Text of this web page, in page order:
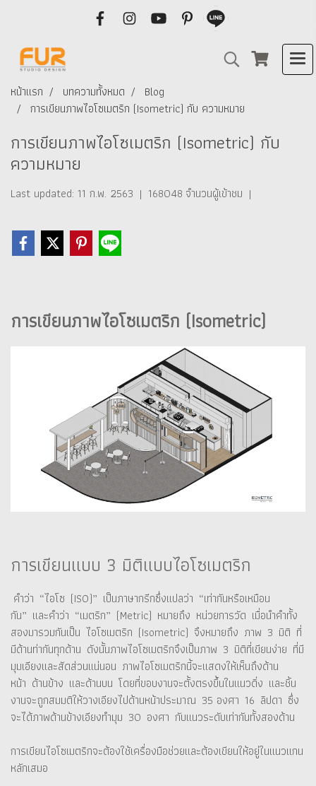
หน้าแรก บทความทั้งหมด
Blog
การเขียนภาพไอโซเมตริก (Isometric) กับ ความหมาย
การเขียนภาพไอโซเมตริก (Isometric) กับ
ความหมาย
Last updated: 11 ก.พ. 2563 | 168048 จำนวนผู้เข้าชม |
การเขียนภาพไอโซเมตริก (Isometric)
การเขียนแบบ 3 มิติแบบไอโซเมตริก
คำว่า “ไอโซ (ISO)” เป็นภาษากรีกซึ่งแปลว่า “เท่ากันหรือเหมือน
กัน” และคำว่า “เมตริก” (Metric) หมายถึง หน่วยการวัด เมื่อนำคำทั้ง
สองมารวมกันเป็น ไอโซเมตริก (Isometric) จึงหมายถึง ภาพ 3 มิติ ที่
มีด้านท่ากันทุกด้าน ดังนั้นภาพไอโซเมตริกจึงเป็นภาพ 3 มิติที่เขียนง่าย ที่มี
มุมเอียงและสัดส่วนแน่นอน ภาพไอโซเมตริกนี้จะแสดงให้เห็นถึงด้าน
หน้า ด้านข้าง และด้านบน โดยที่ขอบงานจะตั้งตรงขึ้นในแนวดิ่ง และชิ้น
งานจะถูกสมมติให้วางเอียงไปด้านหน้าประมาณ 35 องศา 16 ลิปดา ซึ่ง
จะได้ภาพด้านข้างเอียงทำมุม 30 องศา กับแนวระดับเท่ากันทั้งสองด้าน
การเขียนไอโซเมตริกจะต้องใช้เครื่องมือช่วยและต้องเขียนให้อยู่ในแนวแกน
หลักเสมอ